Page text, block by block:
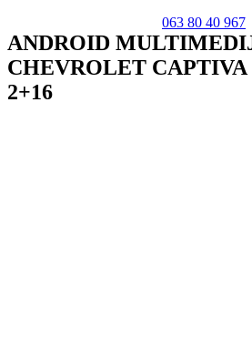
063 80 40 967
ANDROID
CHEVROLET CAPTIVA
2+16